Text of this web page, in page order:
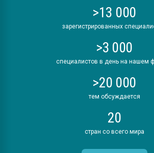
>13 000
зарегистрированных
>3 000
специалистов в день на нашем
>20 000
тем обсуждается
20
стран со всего мира